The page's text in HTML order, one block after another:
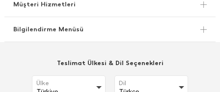
Müşteri Hizmetleri
Bilgilendirme Menüsü
Teslimat Ülkesi & Dil Seçenekleri
Ülke Dil